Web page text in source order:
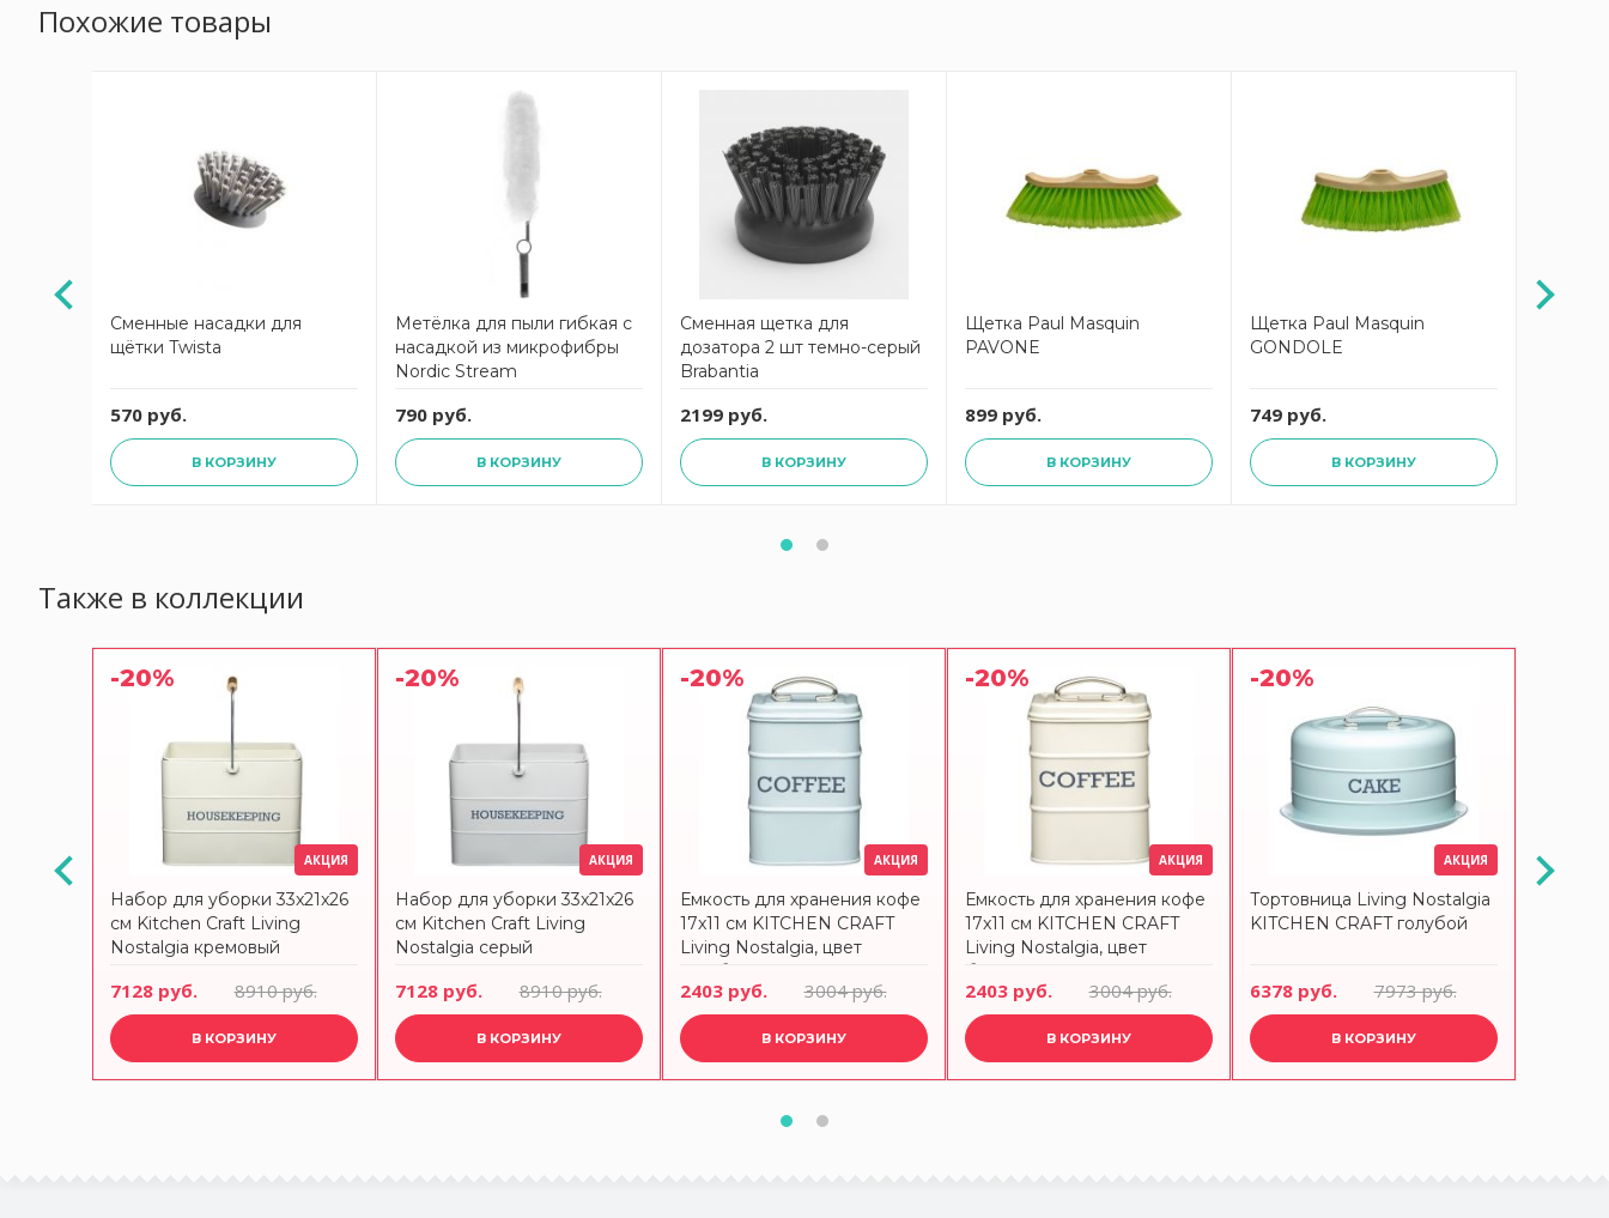
Похожие товары
Сменные насадки для
щётки Twista
570 руб.
В КОРЗИНУ
Метёлка для пыли гибкая с
насадкой из микрофибры
Nordic Stream
790 руб.
В КОРЗИНУ
Сменная щетка для
дозатора 2 шт темно-серый
Brabantia
2199 руб.
В КОРЗИНУ
Щетка Paul Masquin
PAVONE
899 руб.
В КОРЗИНУ
Щетка Paul Masquin
GONDOLE
749 руб.
В КОРЗИНУ
Также в коллекции
АКЦИЯ
-20%
АКЦИЯ
Набор для уборки 33x21x26
см Kitchen Craft Living
Nostalgia кремовый
7128 руб. 8910 руб.
В КОРЗИНУ
-20%
АКЦИЯ
Набор для уборки 33x21x26
см Kitchen Craft Living
Nostalgia серый
7128 руб. 8910 руб.
В КОРЗИНУ
-20%
АКЦИЯ
Емкость для хранения кофе
17x11 см KITCHEN CRAFT
Living Nostalgia, цвет
голубой
2403 руб. 3004 руб.
В КОРЗИНУ
-20%
АКЦИЯ
Емкость для хранения кофе
17x11 см KITCHEN CRAFT
Living Nostalgia, цвет
бежевый
2403 руб. 3004 руб.
В КОРЗИНУ
-20%
АКЦИЯ
Тортовница Living Nostalgia
KITCHEN CRAFT голубой
6378 руб. 7973 руб.
В КОРЗИНУ